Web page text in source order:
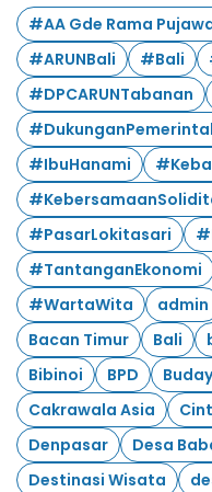
#AA Gde Rama
#ARUNBali
#Bali
#DPCARUNTabanan
#IbuHanami
#PasarLokitasari
#TantanganEkonomi
#WartaWita
admin
Bacan Timur
Bali
Bibinoi
BPD
Cakrawala Asia
Denpasar
Desa
Destinasi Wisata